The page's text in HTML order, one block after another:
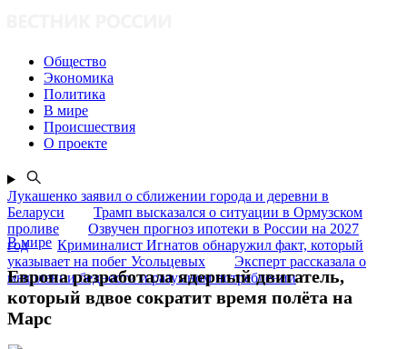
Общество
Экономика
Политика
В мире
Происшествия
О проекте
Лукашенко заявил о сближении города и деревни в
Беларуси
Трамп высказался о ситуации в Ормузском
проливе
Озвучен прогноз ипотеки в России на 2027
год
Криминалист Игнатов обнаружил факт, который
указывает на побег Усольцевых
Эксперт рассказала о
мышлении бедности и разумном потреблении
В мире
Европа разработала ядерный двигатель,
который вдвое сократит время полёта на
Марс